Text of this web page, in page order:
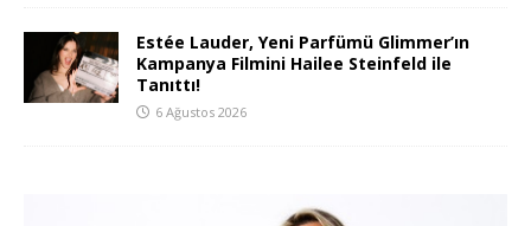
Estée Lauder, Yeni Parfümü Glimmer’ın
Kampanya Filmini Hailee Steinfeld ile
Tanıttı!
6 Ağustos 2026